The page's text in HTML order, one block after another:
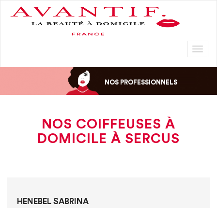
NOS PROFESSIONNELS
NOS COIFFEUSES À
DOMICILE À SERCUS
HENEBEL SABRINA